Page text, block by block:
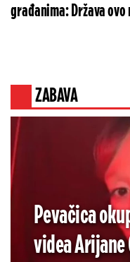
građanima: Država ovo
ZABAVA
Pevačica
videa Arijane